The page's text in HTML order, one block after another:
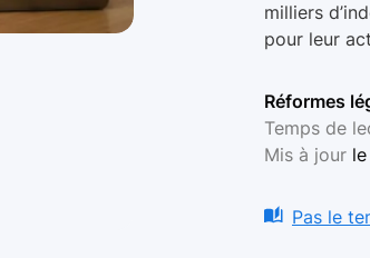
milliers
pour leur
Réformes
Temps de
Mis à jour
Pas le